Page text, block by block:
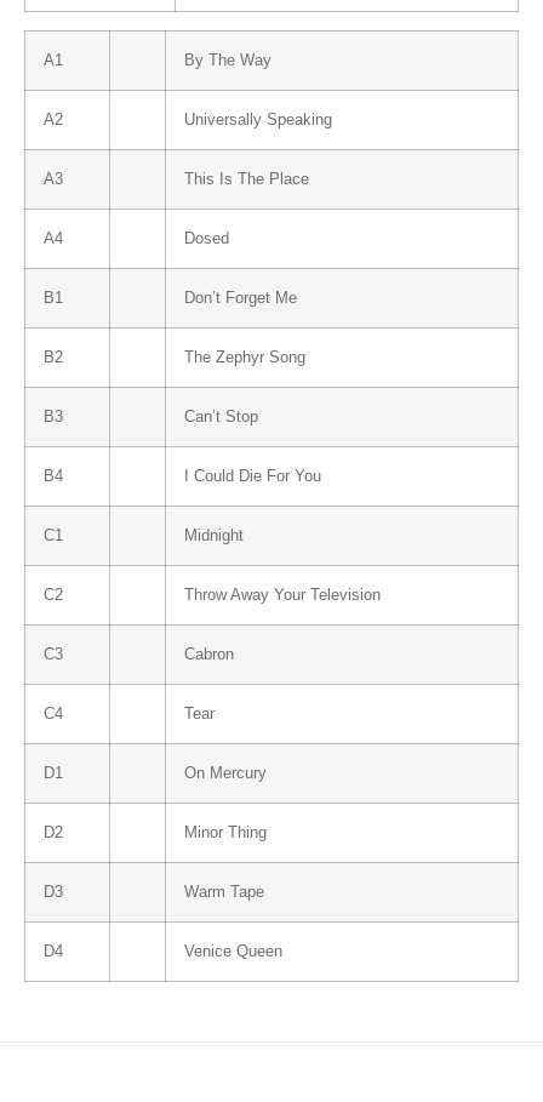
A1 By The Way
A2 Universally Speaking
A3 This Is The Place
A4 Dosed
B1 Don’t Forget Me
B2 The Zephyr Song
B3 Can’t Stop
B4 I Could Die For You
C1 Midnight
C2 Throw Away Your Television
C3 Cabron
C4 Tear
D1 On Mercury
D2 Minor Thing
D3 Warm Tape
D4 Venice Queen